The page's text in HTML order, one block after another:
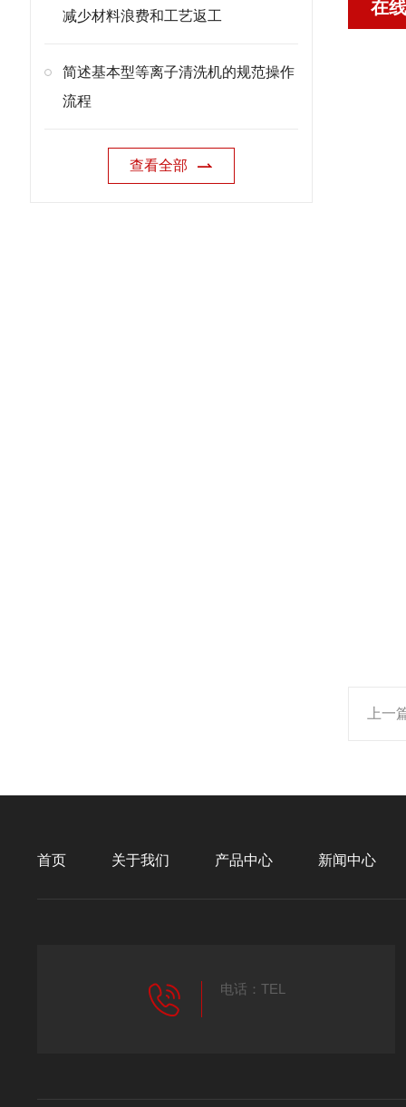
减少材料浪费和工艺返工
简述基本型等离子清洗机的规范操作
流程
查看全部
在
上一
首页 关于我们 产品中心 新闻中心
电话：TEL